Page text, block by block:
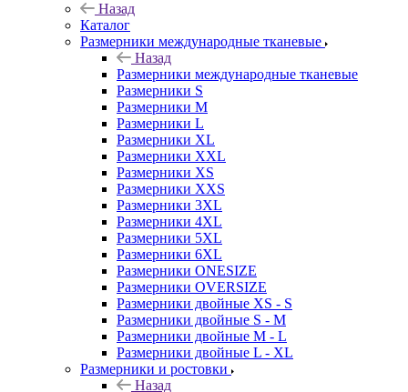
Назад
Каталог
Размерники международные тканевые
Назад
Размерники международные тканевые
Размерники S
Размерники M
Размерники L
Размерники XL
Размерники XXL
Размерники XS
Размерники XXS
Размерники 3XL
Размерники 4XL
Размерники 5XL
Размерники 6XL
Размерники ONESIZE
Размерники OVERSIZE
Размерники двойные XS - S
Размерники двойные S - M
Размерники двойные M - L
Размерники двойные L - XL
Размерники и ростовки
Назад